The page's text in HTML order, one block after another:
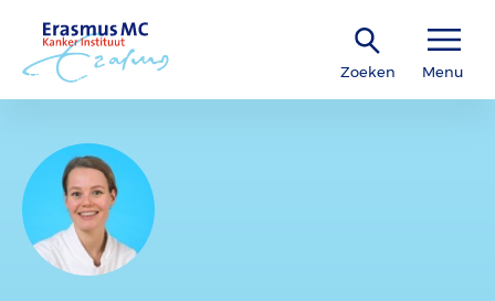
Zoeken Menu